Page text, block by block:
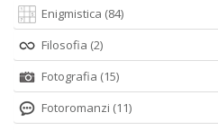
Enigmistica (84)
Filosofia (2)
Fotografia (15)
Fotoromanzi (11)